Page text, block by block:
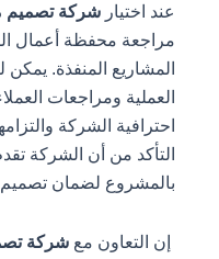
عند اختيارشركة تصميم
مراجعة محفظة أعمال
المشاريع المنفذة. يمكن
العملية ومراجعات
احترافية الشركة
التأكد من أن الشركة
بالمشروع لضمان تصميم
إن التعاون معشركة